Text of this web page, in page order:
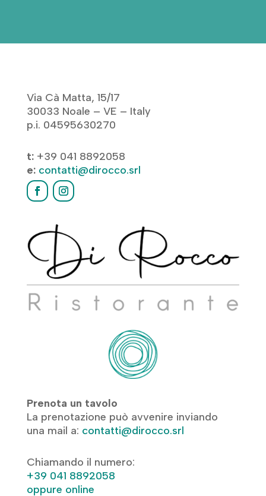
Via Cà Matta, 15/17
30033 Noale – VE – Italy
p.i. 04595630270
t:+39 041 8892058
e: contatti@dirocco.srl
Prenota un tavolo
La prenotazione può avvenire inviando
una mail a: contatti@dirocco.srl
Chiamando il numero:
+39 041 8892058
oppure online